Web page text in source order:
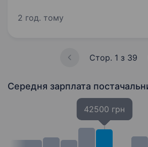
Сьогодні це 2 000+
2 год. тому
Стор. 1 з 39
Середня зарплата
42500 грн